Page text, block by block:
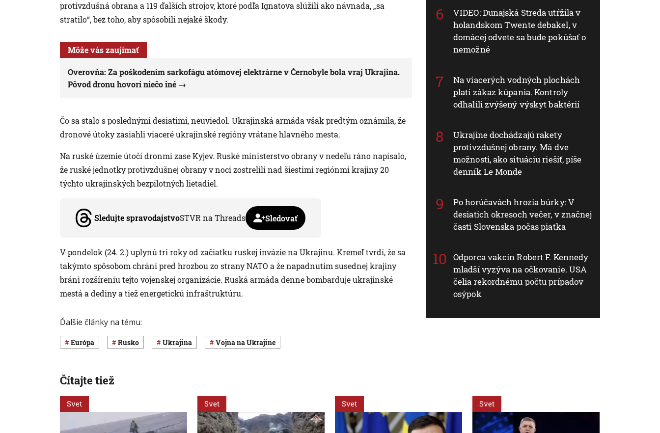
protivzdušná obrana a 119 ďalších strojov, ktoré podľa Ignatova slúžili ako návnada, „sa
stratilo“, bez toho, aby spôsobili nejaké škody.
Môže vás zaujímať
Overovňa: Za poškodením sarkofágu atómovej elektrárne v Černobyle bola vraj Ukrajina.
Pôvod dronu hovorí niečo iné
Čo sa stalo s poslednými desiatimi, neuviedol. Ukrajinská armáda však predtým oznámila, že
dronové útoky zasiahli viaceré ukrajinské regióny vrátane hlavného mesta.
Na ruské územie útočí dronmi zase Kyjev. Ruské ministerstvo obrany v nedeľu ráno napísalo,
že ruské jednotky protivzdušnej obrany v noci zostrelili nad šiestimi regiónmi krajiny 20
týchto ukrajinských bezpilotných lietadiel.
Sledujte spravodajstvoSTVR na Threads Sledovať
V pondelok (24. 2.) uplynú tri roky od začiatku ruskej invázie na Ukrajinu. Kremeľ tvrdí, že sa
takýmto spôsobom chráni pred hrozbou zo strany NATO a že napadnutím susednej krajiny
bráni rozšíreniu tejto vojenskej organizácie. Ruská armáda denne bombarduje ukrajinské
mestá a dediny a tiež energetickú infraštruktúru.
Ďalšie články na tému:
Európa Rusko Ukrajina vojna na Ukrajine
VIDEO: Dunajská Streda utŕžila v
holandskom Twente debakel, v
domácej odvete sa bude pokúšať o
nemožné
Na viacerých vodných plochách
platí zákaz kúpania. Kontroly
odhalili zvýšený výskyt baktérií
Ukrajine dochádzajú rakety
protivzdušnej obrany. Má dve
možnosti, ako situáciu riešiť, píše
denník Le Monde
Po horúčavách hrozia búrky: V
desiatich okresoch večer, v značnej
časti Slovenska počas piatka
Odporca vakcín Robert F. Kennedy
mladší vyzýva na očkovanie. USA
čelia rekordnému počtu prípadov
osýpok
Čítajte tiež
Svet Svet Svet Svet